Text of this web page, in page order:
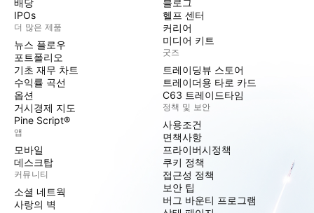
배당
IPOs
더 많은 제품
뉴스 플로우
포트폴리오
기초 재무 차트
수익률 곡선
옵션
거시경제 지도
Pine Script®
앱
모바일
데스크탑
커뮤니티
소셜 네트웍
사랑의 벽
블로그
헬프 센터
커리어
미디어 키트
굿즈
트레이딩뷰 스토어
트레이더용 타로 카드
C63 트레이드타임
정책 및 보안
사용조건
면책사항
프라이버시정책
쿠키 정책
접근성 정책
보안 팁
버그 바운티 프로그램